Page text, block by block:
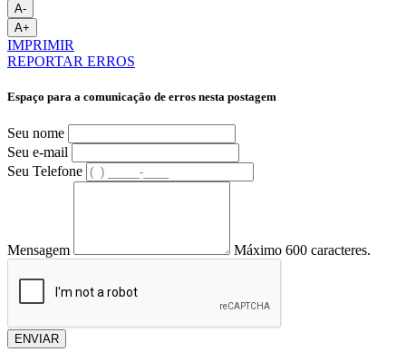
A-
A+
IMPRIMIR
REPORTAR ERROS
Espaço para a comunicação de erros nesta postagem
Seu nome
Seu e-mail
Seu Telefone
Mensagem Máximo 600 caracteres.
ENVIAR